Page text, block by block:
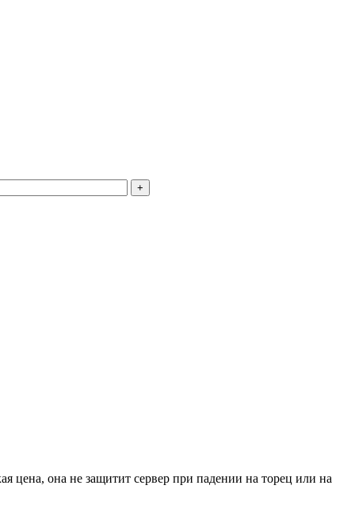
+
цена, она не защитит сервер при падении на торец или на